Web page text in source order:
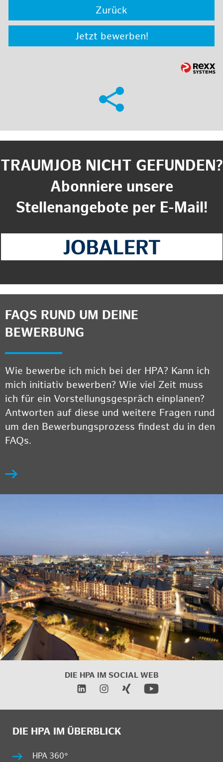
Zurück
Jetzt bewerben!
TRAUMJOB NICHT GEFUNDEN?
Abonniere unsere
Stellenangebote per E-Mail!
FAQS RUND UM DEINE
BEWERBUNG
Wie bewerbe ich mich bei der HPA? Kann ich
mich initiativ bewerben? Wie viel Zeit muss
ich für ein Vorstellungsgespräch einplanen?
Antworten auf diese und weitere Fragen rund
um den Bewerbungsprozess findest du in den
FAQs.
DIE HPA IM SOCIAL WEB
DIE HPA IM ÜBERBLICK
HPA 360°